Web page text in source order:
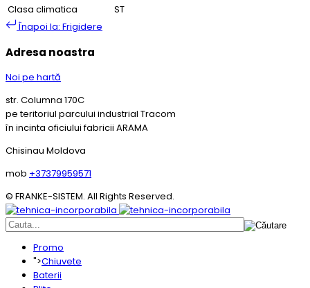
Clasa climatica
ST
Înapoi la: Frigidere
Adresa noastra
Noi pe hartă
str. Columna 170C
pe teritoriul parcului industrial Tracom
în incinta oficiului fabricii ARAMA
Chisinau Moldova
mob +37379959571
© FRANKE-SISTEM. All Rights Reserved.
Promo
">Chiuvete
Baterii